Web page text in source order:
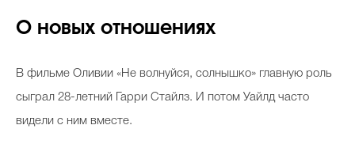
О новых отношениях
В фильме Оливии «Не волнуйся, солнышко» главную роль
сыграл 28-летний Гарри Стайлз. И потом Уайлд часто
видели с ним вместе.